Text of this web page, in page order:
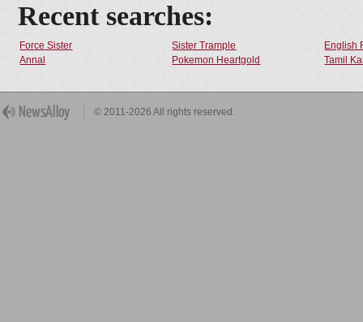
Recent searches:
Force Sister Sister Trample
English
Annal
Pokemon Heartgold Tamil
© 2011-2026 All rights reserved.